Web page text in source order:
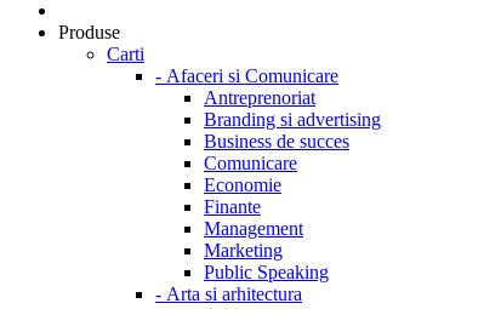
Produse
Carti
- Afaceri si Comunicare
Antreprenoriat
Branding si advertising
Business de succes
Comunicare
Economie
Finante
Management
Marketing
Public Speaking
- Arta si arhitectura